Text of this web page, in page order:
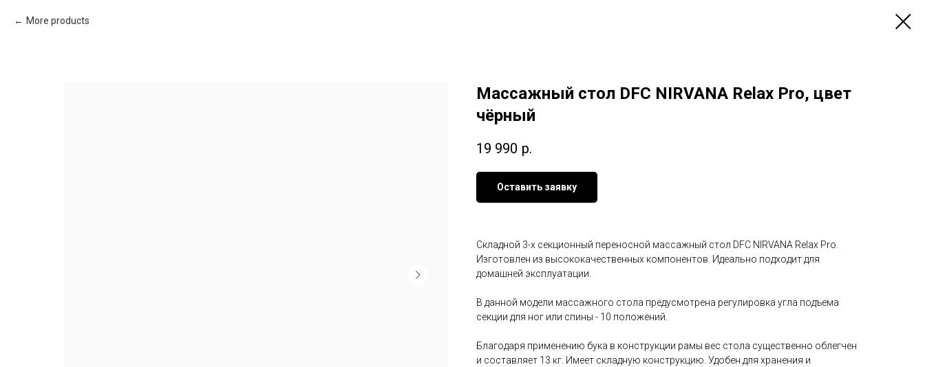
More products
Массажный стол DFC NIRVANA Relax Pro, цвет
чёрный
19 990 р.
Оставить заявку
Складной 3-х секционный переносной массажный стол DFC NIRVANA Relax Pro.
Изготовлен из высококачественных компонентов. Идеально подходит для
домашней эксплуатации.
В данной модели массажного стола предусмотрена регулировка угла подъема
секции для ног или спины - 10 положений.
Благодаря применению бука в конструкции рамы вес стола существенно облегчен
и составляет 13 кг. Имеет складную конструкцию. Удобен для хранения и